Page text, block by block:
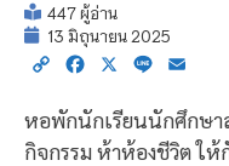
447 ผู้อ่าน
13 มิถุนายน 2025
Copy Facebook
X Line
หอพักนักเรียนนักศึกษา
กิจกรรม ห้าห้องชีวิต ใ